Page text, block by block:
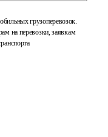
грузоперевозок.
на перевозки, заявкам